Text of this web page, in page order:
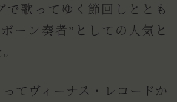
で歌ってゆく節回しととも
ーン奏者”としての人気と